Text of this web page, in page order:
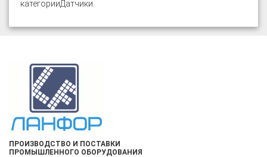
категорииДатчики
ПРОИЗВОДСТВО И ПОСТАВКИ
ПРОМЫШЛЕННОГО ОБОРУДОВАНИЯ